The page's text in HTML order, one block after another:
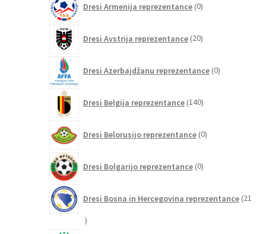
Dresi Armenija reprezentance 0izdelkov
Dresi Avstrija reprezentance 20izdelkov
Dresi Azerbajdžanu reprezentance 0izdelkov
Dresi Belgija reprezentance 140izdelkov
Dresi Belorusijo reprezentance 0izdelkov
Dresi Bolgarijo reprezentance 0izdelkov
Dresi Bosna in Hercegovina reprezentance 21
21